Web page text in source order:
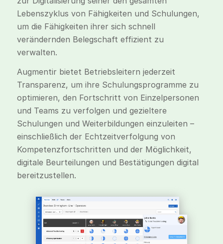
Lebenszyklus von Fähigkeiten und Schulungen,
um die Fähigkeiten ihrer sich schnell
verändernden Belegschaft effizient zu
verwalten.
Augmentir bietet Betriebsleitern jederzeit
Transparenz, um ihre Schulungsprogramme zu
optimieren, den Fortschritt von Einzelpersonen
und Teams zu verfolgen und gezieltere
Schulungen und Weiterbildungen einzuleiten –
einschließlich der Echtzeitverfolgung von
Kompetenzfortschritten und der Möglichkeit,
digitale Beurteilungen und Bestätigungen digital
bereitzustellen.